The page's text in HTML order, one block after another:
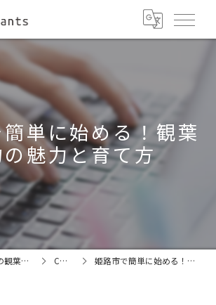
単に始める！観葉
魅力と育て方
兵庫県たつの市の観葉植物ならbarrel plants COLUMN 姫路市で簡単に始める！観葉植物の魅力と育て方